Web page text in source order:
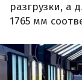
разгрузки, а
1765 мм